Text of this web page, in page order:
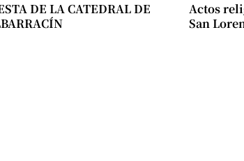
DE LA CATEDRAL DE
Actos
San